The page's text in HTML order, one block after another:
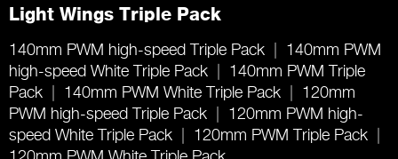
Light Wings Triple Pack
140mm PWM high-speed Triple Pack
140mm PWM
high-speed White Triple Pack
140mm PWM Triple
Pack
140mm PWM White Triple Pack
120mm
PWM high-speed Triple Pack
120mm PWM high-
speed White Triple Pack
120mm PWM Triple Pack